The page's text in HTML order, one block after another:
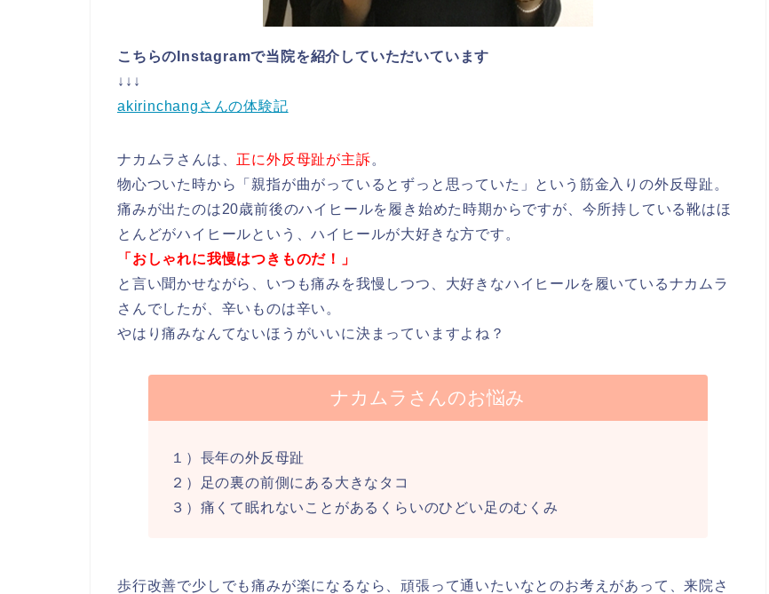
こちらのInstagramで当院を紹介していただいています
↓↓↓
akirinchangさんの体験記
ナカムラさんは、 正に外反母趾が主訴。
物心ついた時から「親指が曲がっているとずっと思っていた」という筋金入りの外反母趾。
痛みが出たのは20歳前後のハイヒールを履き始めた時期からですが、今所持している靴はほ
とんどがハイヒールという、ハイヒールが大好きな方です。
「おしゃれに我慢はつきものだ！」
と言い聞かせながら、いつも痛みを我慢しつつ、大好きなハイヒールを履いているナカムラ
さんでしたが、辛いものは辛い。
やはり痛みなんてないほうがいいに決まっていますよね？
ナカムラさんのお悩み
１）長年の外反母趾
２）足の裏の前側にある大きなタコ
３）痛くて眠れないことがあるくらいのひどい足のむくみ
歩行改善で少しでも痛みが楽になるなら、頑張って通いたいなとのお考えがあって、来院さ